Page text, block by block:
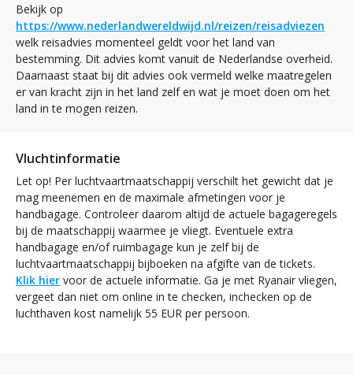
Bekijk op
https://www.nederlandwereldwijd.nl/reizen/reisadviezen
welk reisadvies momenteel geldt voor het land van
bestemming. Dit advies komt vanuit de Nederlandse overheid.
Daarnaast staat bij dit advies ook vermeld welke maatregelen
er van kracht zijn in het land zelf en wat je moet doen om het
land in te mogen reizen.
Vluchtinformatie
Let op! Per luchtvaartmaatschappij verschilt het gewicht dat je
mag meenemen en de maximale afmetingen voor je
handbagage. Controleer daarom altijd de actuele bagageregels
bij de maatschappij waarmee je vliegt. Eventuele extra
handbagage en/of ruimbagage kun je zelf bij de
luchtvaartmaatschappij bijboeken na afgifte van de tickets.
Klik hier voor de actuele informatie. Ga je met Ryanair vliegen,
vergeet dan niet om online in te checken, inchecken op de
luchthaven kost namelijk 55 EUR per persoon.